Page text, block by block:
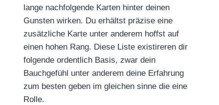
lange nachfolgende Karten hinter deinen
Gunsten wirken. Du erhältst präzise eine
zusätzliche Karte unter anderem hoffst auf
einen hohen Rang. Diese Liste existireren dir
folgende ordentlich Basis, zwar dein
Bauchgefühl unter anderem deine Erfahrung
zum besten geben im gleichen sinne die eine
Rolle.